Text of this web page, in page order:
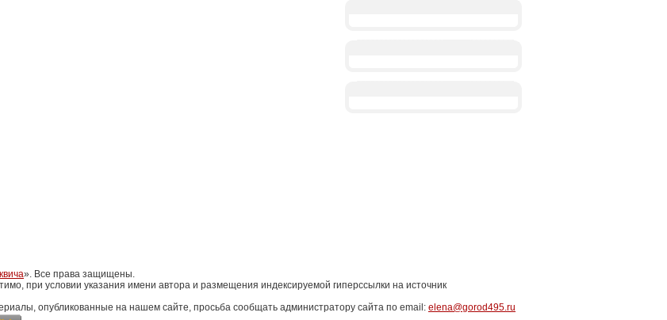
». Все права защищены.
при условии указания имени автора и размещения индексируемой гиперссылки на источник
опубликованные на нашем сайте, просьба сообщать администратору сайта по email: elena@gorod495.ru